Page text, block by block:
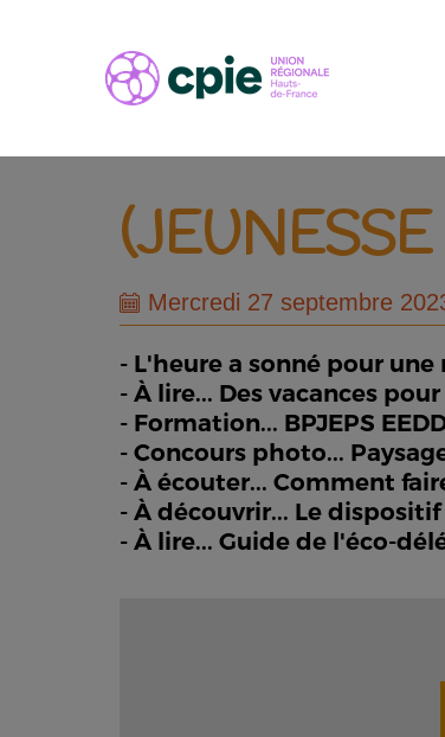
Mercredi 27 septembre
- L'heure a sonné pour
- À lire... Des vacances
- Formation... BPJEPS
- Concours photo...
- À écouter... Comment
- À découvrir... Le dispositif
- À lire... Guide de l'éco-